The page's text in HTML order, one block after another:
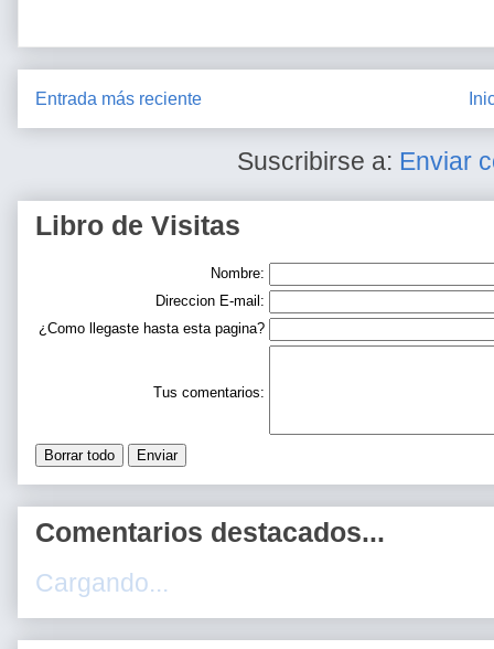
Entrada más reciente
Suscribirse a: Enviar
Libro de Visitas
Nombre:
Direccion E-mail:
¿Como llegaste hasta esta pagina?
Tus comentarios:
Comentarios destacados...
Cargando...